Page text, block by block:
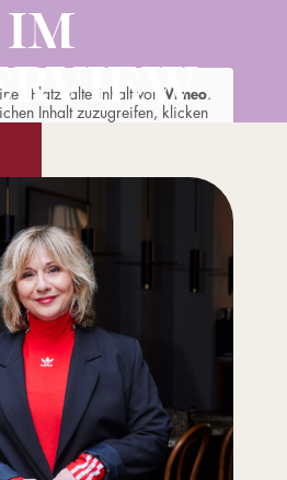
IM
Platzhalterinhalt von Vimeo.
Inhalt zuzugreifen, klicken
entsperren
Service akzeptieren und
entsperren
Informationen